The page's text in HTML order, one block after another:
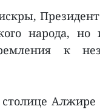
народа,
к